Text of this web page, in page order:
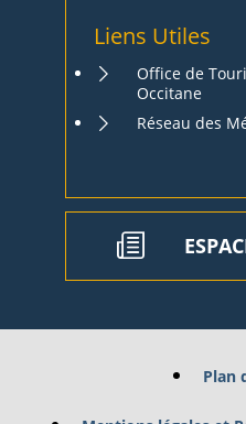
Liens Utiles
Office de
Occitane
Réseau des
Plan